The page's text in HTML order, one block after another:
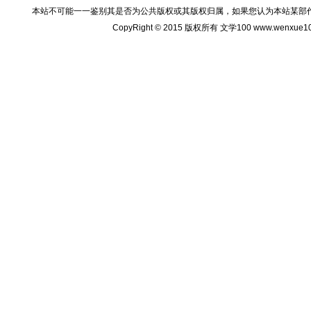
本站不可能一一鉴别其是否为公共版权或其版权归属，如果您认为本站某
CopyRight © 2015 版权所有 文学100